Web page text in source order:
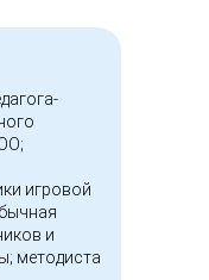
игровой
и
методиста